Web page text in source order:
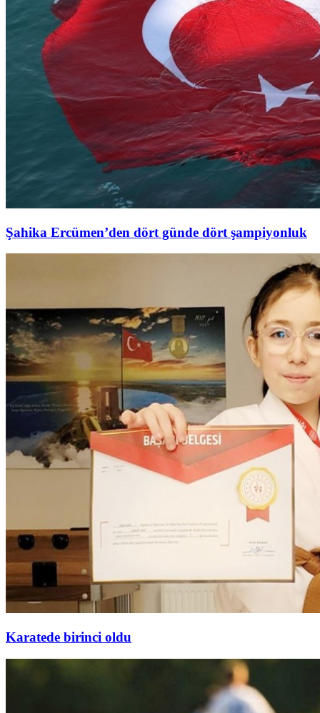
Şahika Ercümen’den dört günde dört şampiyonluk
Karatede birinci oldu